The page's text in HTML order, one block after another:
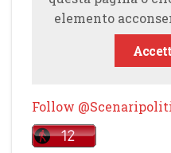
elemento
Follow